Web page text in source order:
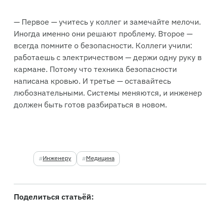
— Первое — учитесь у коллег и замечайте мелочи.
Иногда именно они решают проблему. Второе —
всегда помните о безопасности. Коллеги учили:
работаешь с электричеством — держи одну руку в
кармане. Потому что техника безопасности
написана кровью. И третье — оставайтесь
любознательными. Системы меняются, и инженер
должен быть готов разбираться в новом.
Инженеру Медицина
Поделиться статьёй: